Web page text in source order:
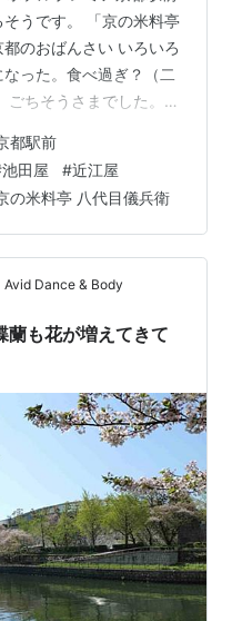
うです。 「京の米料亭
のおばんさい いろいろ
った。食べ過ぎ？（二
ちそうさまでした。
ェックアウトして、京
バッグを預けて、地下
大西京扇堂」さん。で
たいなので、まずはそ
たが、本能寺さんまで
都駅前
池田屋 #近江屋
の米料亭 八代目儀兵衛
Avid Dance & Body
蘭も花が増えてきて